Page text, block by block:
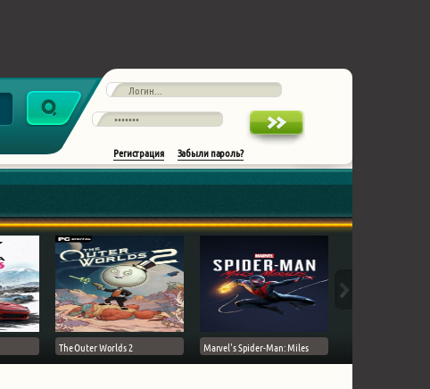
Регистрация
Забыли пароль?
The Outer Worlds 2 Marvel's Spider-Man: Miles